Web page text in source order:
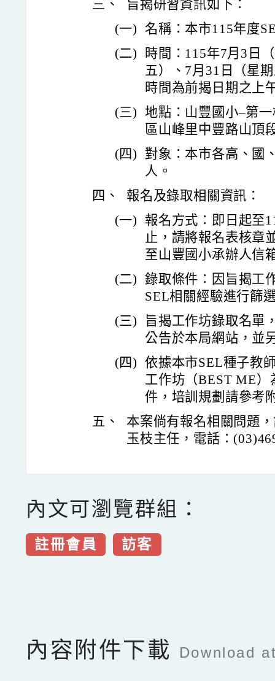
三、
旨揭研習資訊如下：
(一)
名稱：本市115年度
(二)
時間：115年7月3日
五）、7月31日（星
時間為前揭日期之上
(三) 地點：山豐國小–第
區山峰里中豐路山頂
(四)
對象：本市各高、國
人。
四、
報名及錄取相關資訊：
(一)
報名方式：即日起至
止，請將報名表核章
至山豐國小承辦人信
(二) 錄取條件：因旨揭工
SEL相關經驗進行篩
(三)
旨揭工作坊錄取名單
公告於本局網站，並
(四) 依據本市SEL種子教
工作坊（BEST ME
件，培訓規劃請參考
五、
本案倘有報名相關問題
玉枝主任，電話：
內文可瀏覽群組：
註冊會員 訪客
內容附件下載 Download